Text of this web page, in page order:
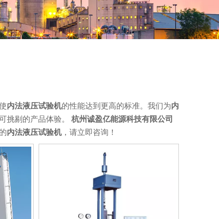
内法液压试验机的性能达到更高的标准。我们为内
挑剔的产品体验。 杭州诚盈亿能源科技有限公司
内法液压试验机，请立即咨询！